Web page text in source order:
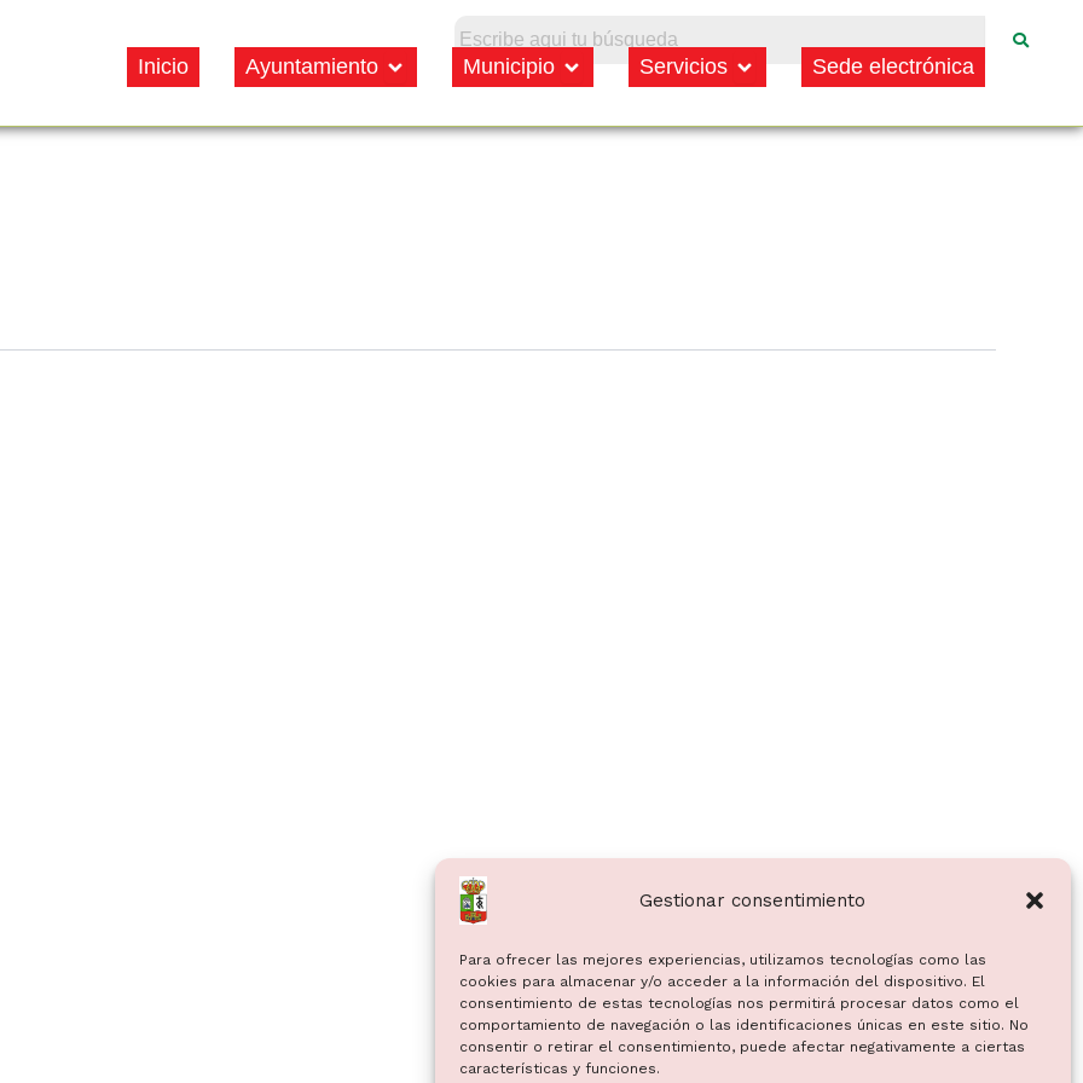
Gestionar consentimiento
Para ofrecer las mejores experiencias, utilizamos tecnologías como las
cookies para almacenar y/o acceder a la información del dispositivo. El
consentimiento de estas tecnologías nos permitirá procesar datos como el
comportamiento de navegación o las identificaciones únicas en este sitio. No
consentir o retirar el consentimiento, puede afectar negativamente a ciertas
características y funciones.
Inicio Ayuntamiento Open Ayuntamiento
Municipio Open Municipio
Servicios Open ServiciosSede electrónica